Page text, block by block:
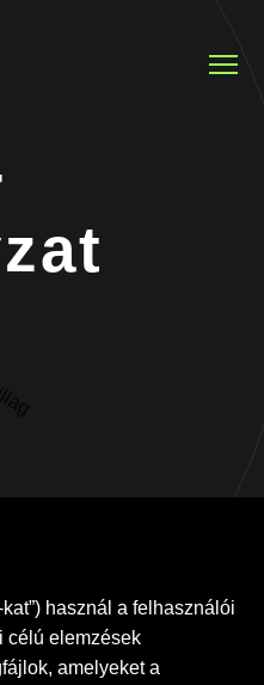
használ a felhasználói
célú elemzések
amelyeket a